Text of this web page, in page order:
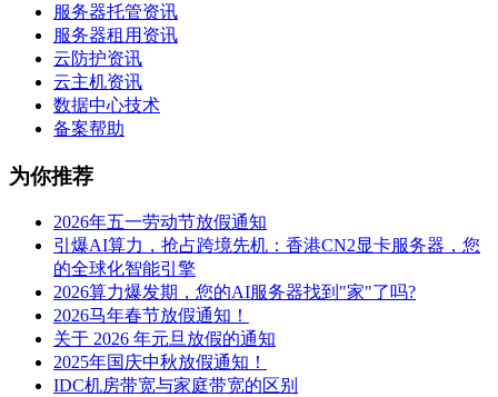
服务器托管资讯
服务器租用资讯
云防护资讯
云主机资讯
数据中心技术
备案帮助
为你推荐
2026年五一劳动节放假通知
引爆AI算力，抢占跨境先机：香港CN2显卡服务器，您
的全球化智能引擎
2026算力爆发期，您的AI服务器找到"家"了吗?
2026马年春节放假通知！
关于 2026 年元旦放假的通知
2025年国庆中秋放假通知！
IDC机房带宽与家庭带宽的区别